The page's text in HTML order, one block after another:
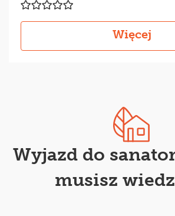
Więcej
Wyjazd do
musisz